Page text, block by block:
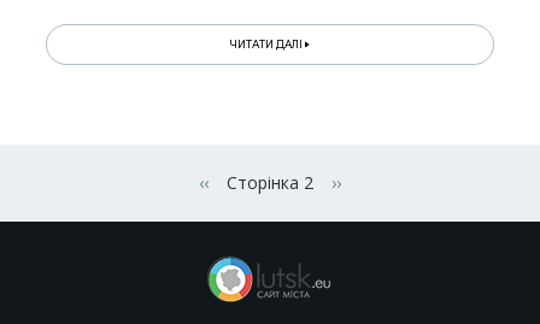
ЧИТАТИ ДАЛІ
Попередня сторінка
‹‹ Сторінка 2 Наступна сторінка
››